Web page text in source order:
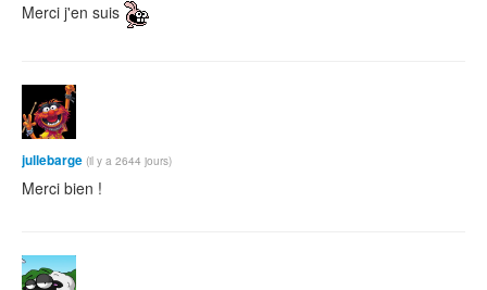
Merci j'en suis
jullebarge (il y a 2644 jours)
Merci bien !